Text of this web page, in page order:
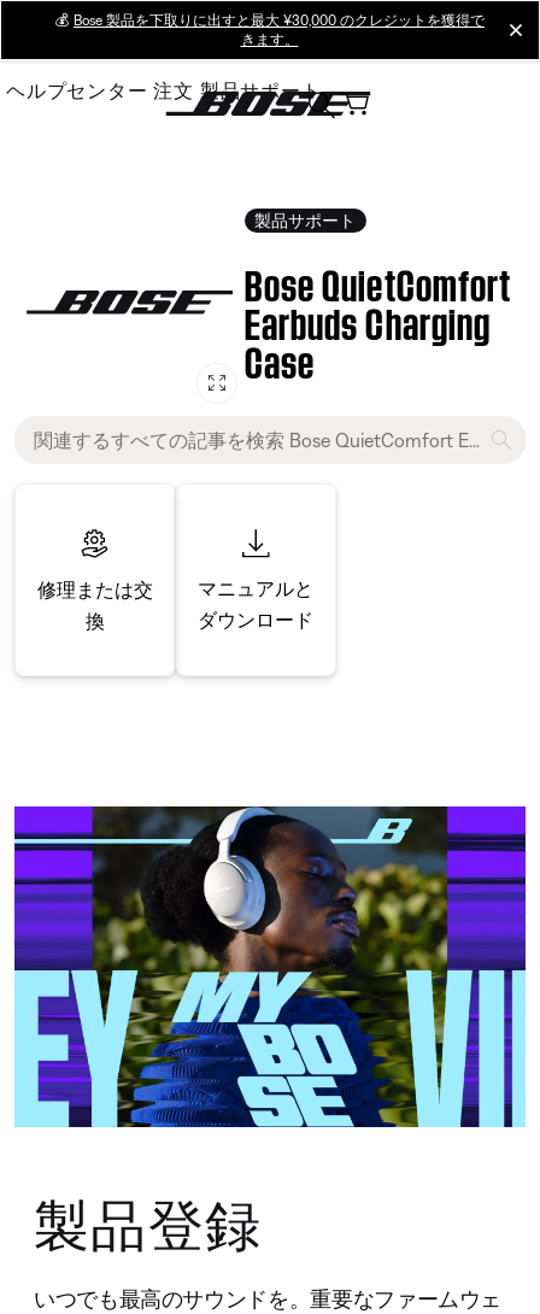
Main
💰 Bose 製品を下取りに出すと最大 ¥30,000 のクレジットを獲得で
きます。
ヘルプセンター 注文 製品サポート
製品サポート
Bose QuietComfort
Earbuds Charging
Case
修理または交
換
マニュアルと
ダウンロード
製品登録
いつでも最高のサウンドを。重要なファームウェ